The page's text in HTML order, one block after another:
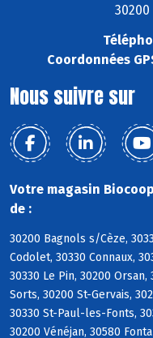
Coordonnées
Nous suivre sur
Votre magasin
de :
30200 Bagnols s/Cèze,
Codolet, 30330 Connaux,
30330 Le Pin, 30200
Sorts, 30200 St-Gervais,
30330 St-Paul-les-Fonts,
30200 Vénéjan, 30580